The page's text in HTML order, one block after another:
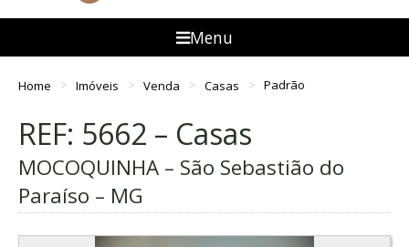
Menu
Home Imóveis Venda Casas Padrão
REF: 5662 – Casas
MOCOQUINHA – São Sebastião do
Paraíso – MG